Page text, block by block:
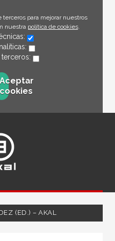
para mejorar nuestros
nuestra política de cookies.
Aceptar
cookies
(ED.) – AKAL